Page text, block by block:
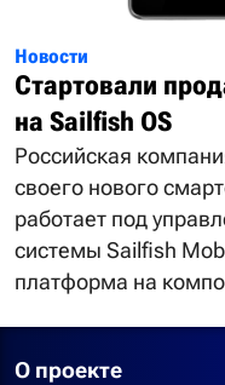
Новости
Стартовали
на Sailfish OS
Российская
своего нового
работает под
системы Sailfish
платформа на
О проекте